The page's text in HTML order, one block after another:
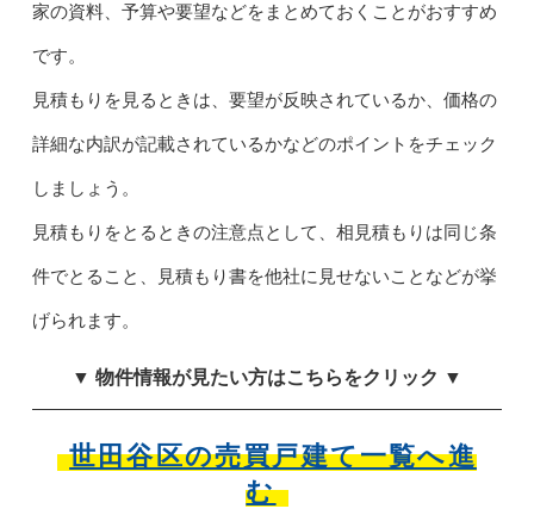
家の資料、予算や要望などをまとめておくことがおすすめ
です。
見積もりを見るときは、要望が反映されているか、価格の
詳細な内訳が記載されているかなどのポイントをチェック
しましょう。
見積もりをとるときの注意点として、相見積もりは同じ条
件でとること、見積もり書を他社に見せないことなどが挙
げられます。
▼ 物件情報が見たい方はこちらをクリック ▼
世田谷区の売買戸建て一覧へ進
む